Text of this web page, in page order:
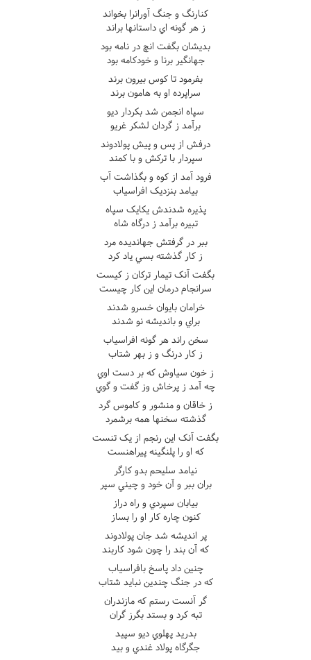
کنارنگ و جنگ آورانرا بخواند
ز هر گونه اي داستانها براند
بديشان بگفت انچ در نامه بود
جهانگير برنا و خودکامه بود
بفرمود تا کوس بيرون برند
سراپرده او به هامون برند
سپاه انجمن شد بکردار ديو
برآمد ز گردان لشکر غريو
درفش از پس و پيش پولادوند
سپردار با ترکش و با کمند
فرود آمد از کوه و بگذاشت آب
بيامد بنزديک افراسياب
پذيره شدندش يکايک سپاه
تبيره برآمد ز درگاه شاه
ببر در گرفتش جهانديده مرد
ز کار گذشته بسي ياد کرد
بگفت آنک تيمار ترکان ز کيست
سرانجام درمان اين کار چيست
خرامان بايوان خسرو شدند
براي و بانديشه نو شدند
سخن راند هر گونه افراسياب
ز کار درنگ و ز بهر شتاب
ز خون سياوش که بر دست اوي
چه آمد ز پرخاش وز گفت و گوي
ز خاقان و منشور و کاموس گرد
گذشته سخنها همه برشمرد
بگفت آنک اين رنجم از يک تنست
که او را پلنگينه پيراهنست
نيامد سليحم بدو کارگر
بران ببر و آن خود و چيني سپر
بيابان سپردي و راه دراز
کنون چاره کار او را بساز
پر انديشه شد جان پولادوند
که آن بند را چون شود کاربند
چنين داد پاسخ بافراسياب
که در جنگ چندين نبايد شتاب
گر آنست رستم که مازندران
تبه کرد و بستد بگرز گران
بدريد پهلوي ديو سپيد
جگرگاه پولاد غندي و بيد